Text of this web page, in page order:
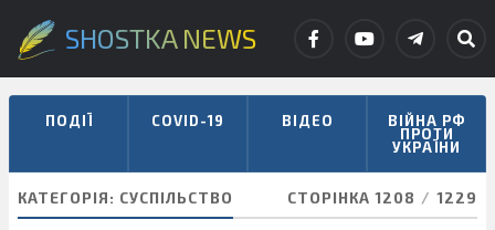
SHOSTKA NEWS
ПОДІЇ COVID-19 ВІДЕО ВІЙНА РФ
ПРОТИ
УКРАЇНИ
КАТЕГОРІЯ: СУСПІЛЬСТВО СТОРІНКА 1208 / 1229